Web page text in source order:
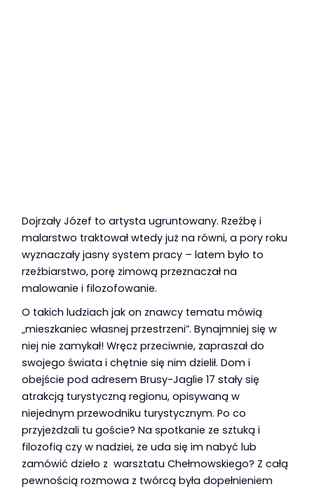
Dojrzały Józef to artysta ugruntowany. Rzeźbę i
malarstwo traktował wtedy już na równi, a pory roku
wyznaczały jasny system pracy – latem było to
rzeźbiarstwo, porę zimową przeznaczał na
malowanie i filozofowanie.
O takich ludziach jak on znawcy tematu mówią
„mieszkaniec własnej przestrzeni”. Bynajmniej się w
niej nie zamykał! Wręcz przeciwnie, zapraszał do
swojego świata i chętnie się nim dzielił. Dom i
obejście pod adresem Brusy-Jaglie 17 stały się
atrakcją turystyczną regionu, opisywaną w
niejednym przewodniku turystycznym. Po co
przyjeżdżali tu goście? Na spotkanie ze sztuką i
filozofią czy w nadziei, że uda się im nabyć lub
zamówić dzieło z warsztatu Chełmowskiego? Z całą
pewnością rozmowa z twórcą była dopełnieniem